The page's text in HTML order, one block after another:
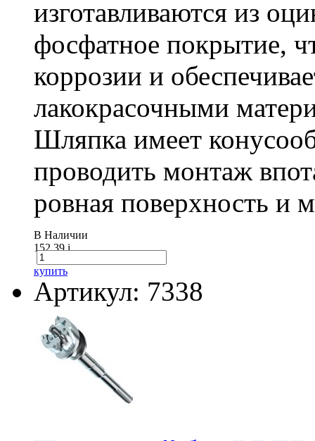
изготавливаются из
фосфатное покрытие,
коррозии и
лакокрасочными
Шляпка имеет
проводить монтаж
ровная поверхность и
В Наличии
152.39i
купить
Артикул: 7338